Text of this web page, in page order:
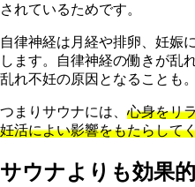
されているためです。
自律神経は月経や排卵、妊娠
します。自律神経の働きが乱
乱れ不妊の原因となることも。
つまりサウナには、 心身をリ
妊活によい影響をもたらして
サウナよりも効果